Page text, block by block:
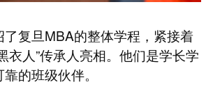
复旦MBA的整体学程，紧接着
衣人”传承人亮相。他们是学长学
的班级伙伴。